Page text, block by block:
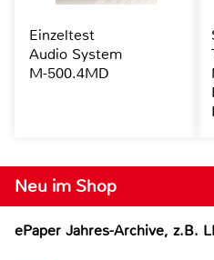
Neu im Shop
ePaper Jahres-Archive, z.B.
Einzeltest
Audio System
M-500.4MD